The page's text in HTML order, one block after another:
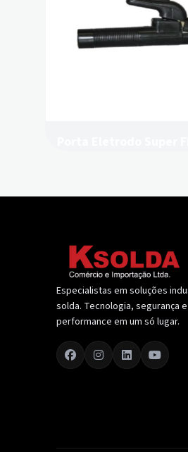
Especialistas em soluções
solda. Tecnologia, segurança e
performance em um só lugar.